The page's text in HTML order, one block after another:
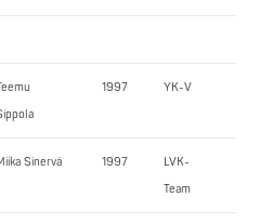
1997 YK-V
Sinervä 1997
LVK-
Team